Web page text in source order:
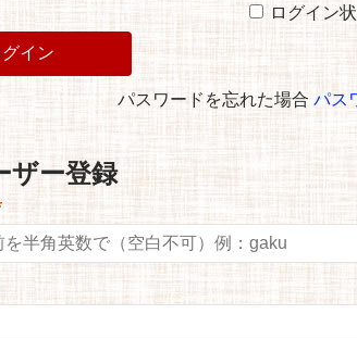
ログイン
パスワードを忘れた場合 パス
ザー登録